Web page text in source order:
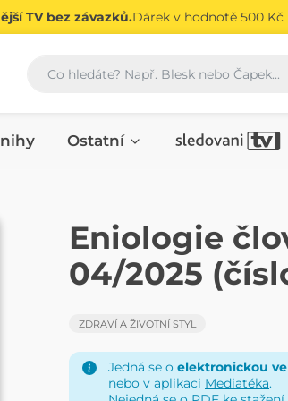
TV bez závazků.Dárek v hodnotě 500 Kč
Vyhledávání
Ostatní
ČASOPIS
Eniologie
04/2025
ZDRAVÍ A ŽIVOTNÍ STYL
Jedná se o elektronickou
nebo v aplikaci Mediatéka.